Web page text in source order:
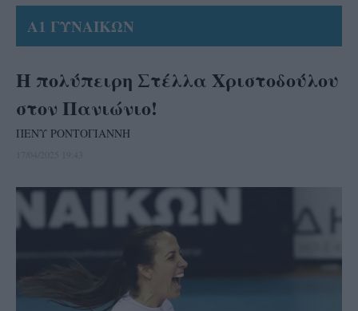
Α1 ΓΥΝΑΙΚΩΝ
Η πολύπειρη Στέλλα Χριστοδούλου
στον Πανιώνιο!
ΠΕΝΥ ΡΟΝΤΟΓΙΑΝΝΗ